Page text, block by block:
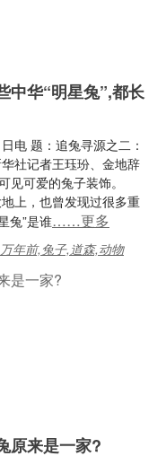
中华“明星兔”,都长
电 题：追兔寻源之二：
社记者王珏玢、金地辞
见可爱的兔子装饰。
上，也曾发现过很多重
兔”是谁……更多
年前,兔子,道森,动物
原来是一家?